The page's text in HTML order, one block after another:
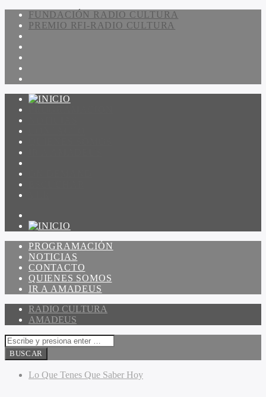
FUNDACIÓN RADIO CULTURA
PREMIO RFI-RADIO CULTURA
PROGRAMACIÓN
NOTICIAS
CONTACTO
QUIENES SOMOS
IR A AMADEUS
RADIO CULTURA
AMADEUS
Lo Que Tenes Que Saber Hoy